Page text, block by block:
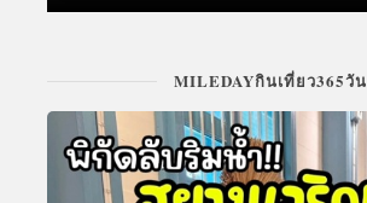
MILEDAYกินเที่ยว365วัน